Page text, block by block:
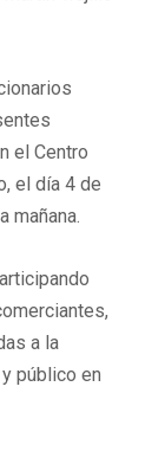
el Centro
el día 4 de
mañana.
a la
público en